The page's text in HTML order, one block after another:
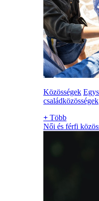
Közösségek
családközösségek
+ Több
Női és férfi